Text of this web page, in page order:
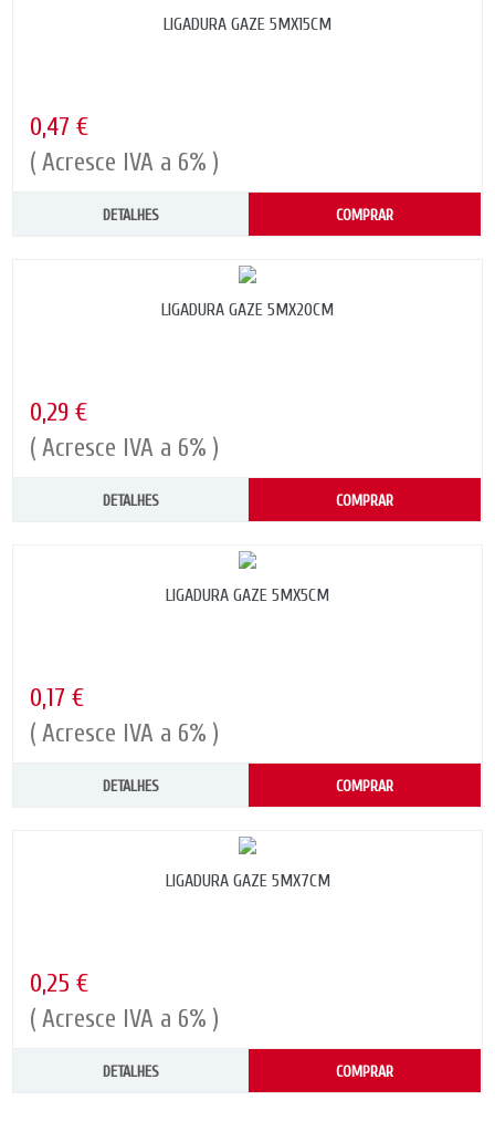
LIGADURA GAZE 5MX15CM
0,47 €
( Acresce IVA a 6% )
DETALHES COMPRAR
LIGADURA GAZE 5MX20CM
0,29 €
( Acresce IVA a 6% )
DETALHES COMPRAR
LIGADURA GAZE 5MX5CM
0,17 €
( Acresce IVA a 6% )
DETALHES COMPRAR
LIGADURA GAZE 5MX7CM
0,25 €
( Acresce IVA a 6% )
DETALHES COMPRAR